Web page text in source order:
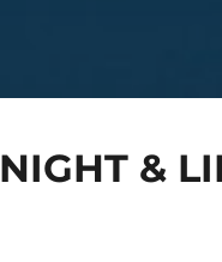
NIGHT &